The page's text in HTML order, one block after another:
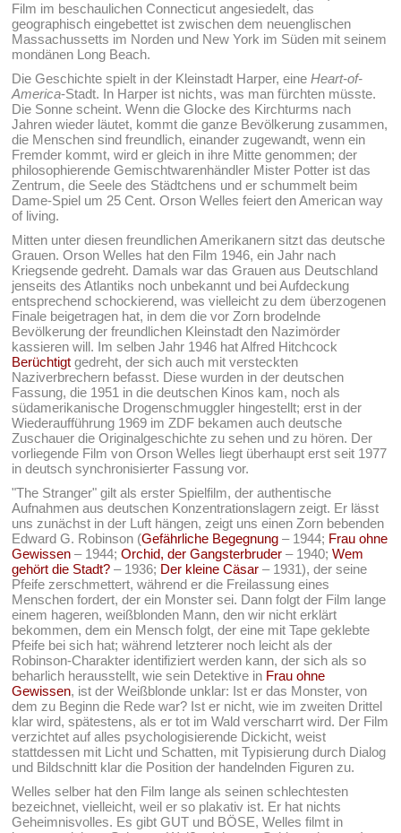
Film im beschaulichen Connecticut angesiedelt, das
geographisch eingebettet ist zwischen dem neuenglischen
Massachussetts im Norden und New York im Süden mit seinem
mondänen Long Beach.
Die Geschichte spielt in der Kleinstadt Harper, eineHeart-of-
America-Stadt. In Harper ist nichts, was man fürchten müsste.
Die Sonne scheint. Wenn die Glocke des Kirchturms nach
Jahren wieder läutet, kommt die ganze Bevölkerung zusammen,
die Menschen sind freundlich, einander zugewandt, wenn ein
Fremder kommt, wird er gleich in ihre Mitte genommen; der
philosophierende Gemischtwarenhändler Mister Potter ist das
Zentrum, die Seele des Städtchens und er schummelt beim
Dame-Spiel um 25 Cent. Orson Welles feiert den American way
of living.
Mitten unter diesen freundlichen Amerikanern sitzt das deutsche
Grauen. Orson Welles hat den Film 1946, ein Jahr nach
Kriegsende gedreht. Damals war das Grauen aus Deutschland
jenseits des Atlantiks noch unbekannt und bei Aufdeckung
entsprechend schockierend, was vielleicht zu dem überzogenen
Finale beigetragen hat, in dem die vor Zorn brodelnde
Bevölkerung der freundlichen Kleinstadt den Nazimörder
kassieren will. Im selben Jahr 1946 hat Alfred Hitchcock
Berüchtigt gedreht, der sich auch mit versteckten
Naziverbrechern befasst. Diese wurden in der deutschen
Fassung, die 1951 in die deutschen Kinos kam, noch als
südamerikanische Drogenschmuggler hingestellt; erst in der
Wiederaufführung 1969 im ZDF bekamen auch deutsche
Zuschauer die Originalgeschichte zu sehen und zu hören. Der
vorliegende Film von Orson Welles liegt überhaupt erst seit 1977
in deutsch synchronisierter Fassung vor.
"The Stranger" gilt als erster Spielfilm, der authentische
Aufnahmen aus deutschen Konzentrationslagern zeigt. Er lässt
uns zunächst in der Luft hängen, zeigt uns einen Zorn bebenden
Edward G. Robinson (Gefährliche Begegnung – 1944; Frau ohne
Gewissen – 1944;Orchid, der Gangsterbruder – 1940;Wem
gehört die Stadt? – 1936; Der kleine Cäsar – 1931), der seine
Pfeife zerschmettert, während er die Freilassung eines
Menschen fordert, der ein Monster sei. Dann folgt der Film lange
einem hageren, weißblonden Mann, den wir nicht erklärt
bekommen, dem ein Mensch folgt, der eine mit Tape geklebte
Pfeife bei sich hat; während letzterer noch leicht als der
Robinson-Charakter identifiziert werden kann, der sich als so
beharlich herausstellt, wie sein Detektive in Frau ohne
Gewissen, ist der Weißblonde unklar: Ist er das Monster, von
dem zu Beginn die Rede war? Ist er nicht, wie im zweiten Drittel
klar wird, spätestens, als er tot im Wald verscharrt wird. Der Film
verzichtet auf alles psychologisierende Dickicht, weist
stattdessen mit Licht und Schatten, mit Typisierung durch Dialog
und Bildschnitt klar die Position der handelnden Figuren zu.
Welles selber hat den Film lange als seinen schlechtesten
bezeichnet, vielleicht, weil er so plakativ ist. Er hat nichts
Geheimnisvolles. Es gibt GUT und BÖSE, Welles filmt in